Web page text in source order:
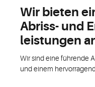
Wir bieten
Abriss- und
leistungen
Wir sind eine führende
und einem